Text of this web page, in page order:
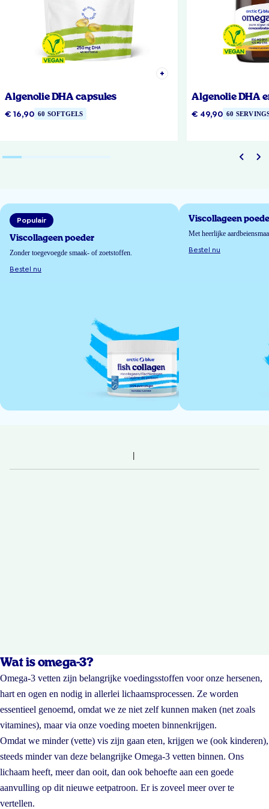
Algenolie DHA capsules
€ 16,90 60 SOFTGELS
Algenolie DHA
€ 49,90 60
Populair
Viscollageen poeder
Zonder toegevoegde smaak- of zoetstoffen.
Bestel nu
Viscollageen
Met heerlijke
Bestel nu
Wat is omega-3?
Omega-3 vetten zijn belangrijke voedingsstoffen voor onze hersenen,
hart en ogen en nodig in allerlei lichaamsprocessen. Ze worden
essentieel genoemd, omdat we ze niet zelf kunnen maken (net zoals
vitamines), maar via onze voeding moeten binnenkrijgen.
Omdat we minder (vette) vis zijn gaan eten, krijgen we (ook kinderen),
steeds minder van deze belangrijke Omega-3 vetten binnen. Ons
lichaam heeft, meer dan ooit, dan ook behoefte aan een goede
aanvulling op dit nieuwe eetpatroon. Er is zoveel meer over te
vertellen.